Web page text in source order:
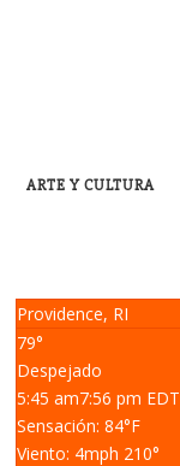
ARTE Y CULTURA
Providence, RI
79°
Despejado
5:45 am7:56 pm EDT
Sensación: 84°F
Viento: 4mph 210°